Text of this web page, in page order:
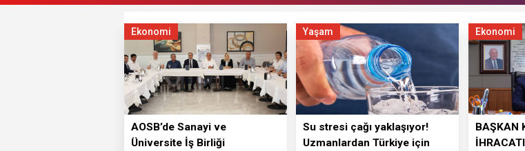
Ekonomi
AOSB’de Sanayi ve
Üniversite İş Birliği
Yaşam
Su stresi çağı yaklaşıyor!
Uzmanlardan Türkiye için
Ekonomi
BAŞKAN